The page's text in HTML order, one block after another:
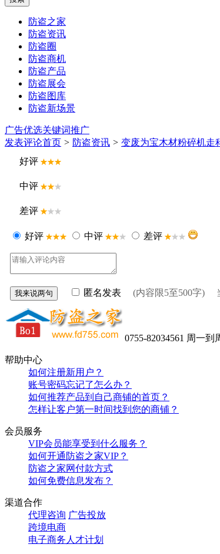
防盗之家
防盗资讯
防盗圈
防盗商机
防盗产品
防盗展会
防盗图库
防盗新场景
广告优选关键词推广
发表评论首页 > 防盗资讯 > 变废为宝木材粉碎机走
好评
中评
差评
好评 中评 差评
匿名发表 (内容限5至500字)
0755-82034561 周一到
帮助中心
如何注册新用户？
账号密码忘记了怎么办？
如何推荐产品到自己商铺的首页？
怎样让客户第一时间找到您的商铺？
会员服务
VIP会员能享受到什么服务？
如何开通防盗之家VIP？
防盗之家网付款方式
如何免费信息发布？
渠道合作
代理咨询 广告投放
跨境电商
电子商务人才计划